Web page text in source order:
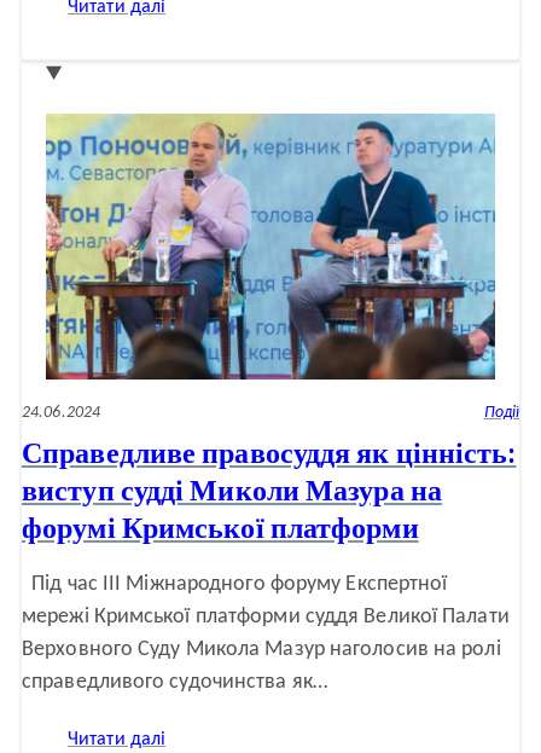
Читати далі
закону
про
внесення
змін
до
КПК
України
щодо
провадження
in
absentia
(порівняльна
24.06.2024 Події
Справедливе правосуддя як цінність:
виступ судді Миколи Мазура на
форумі Кримської платформи
Під час ІІІ Міжнародного форуму Експертної
мережі Кримської платформи суддя Великої Палати
Верховного Суду Микола Мазур наголосив на ролі
справедливого судочинства як…
Читати далі